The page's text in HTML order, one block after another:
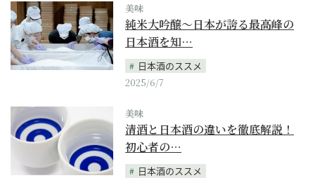
美味
純米大吟醸〜日本が誇る最高峰の
日本酒を知…
日本酒のススメ
2025/6/7
美味
清酒と日本酒の違いを徹底解説！
初心者の…
日本酒のススメ